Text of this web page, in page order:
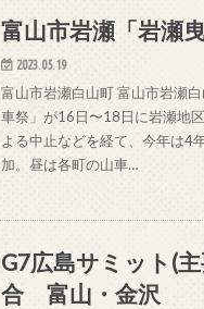
富山市岩瀬「岩瀬
2023.05.19
富山市岩瀬白山町 富山市岩瀬
車祭」が16日〜18日に岩瀬地
よる中止などを経て、今年は4
加。昼は各町の山車…
G7広島サミット(
合 富山・金沢